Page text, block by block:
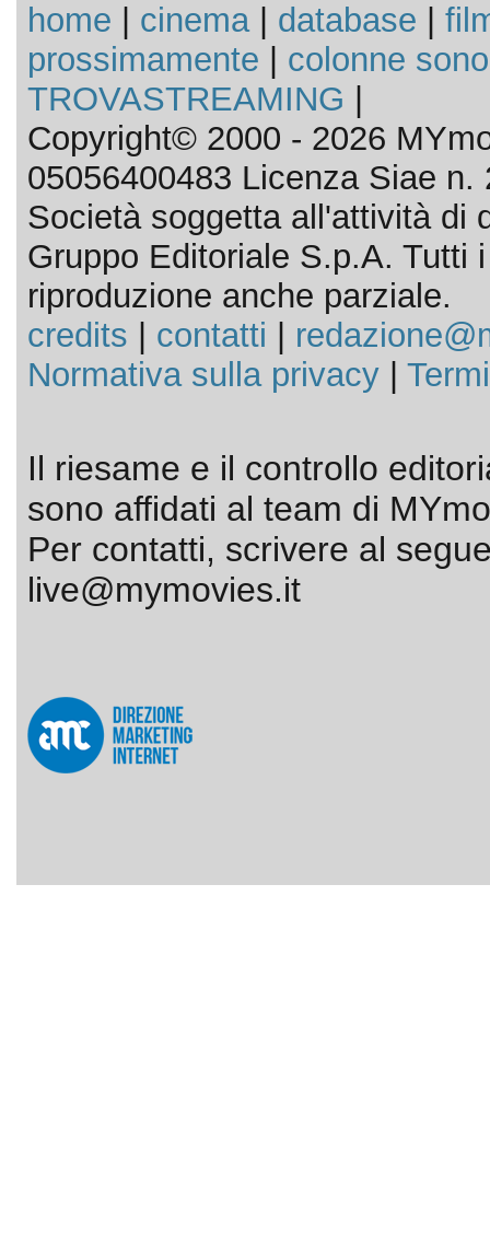
home cinema| database
prossimamente
colonne
TROVASTREAMING
Copyright© 2000 - 2026
05056400483 Licenza Siae n.
Società soggetta all'attività di
Gruppo Editoriale S.p.A. Tutti
riproduzione anche parziale.
credits
contatti
Normativa sulla privacy|
Il riesame e il controllo
sono affidati al team di
Per contatti, scrivere al
live@mymovies.it